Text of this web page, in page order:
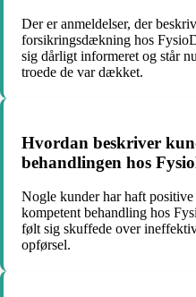
Der er anmeldelser, der
forsikringsdækning hos
sig dårligt informeret og står
troede de var dækket.
Hvordan beskriver
behandlingen hos
Nogle kunder har haft
kompetent behandling hos
følt sig skuffede over
opførsel.